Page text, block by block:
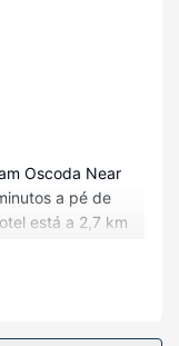
Oscoda Near
a pé de
está a 2,7 km
The Gailes Golf